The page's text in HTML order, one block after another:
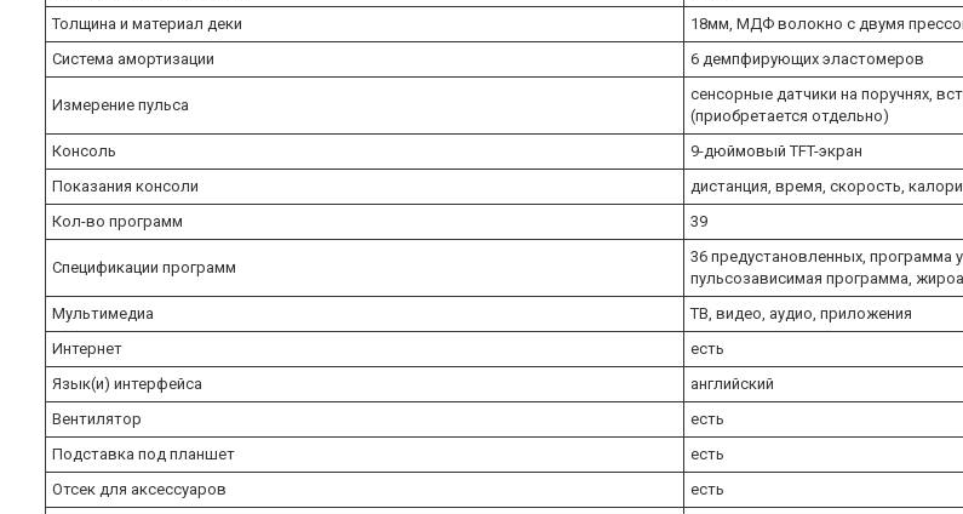
Толщина и материал деки
18мм, МДФ волокно с двумя
Система амортизации
6 демпфирующих эластомеров
Измерение пульса
сенсорные датчики на поручнях,
(приобретается отдельно)
Консоль
9-дюймовый TFT-экран
Показания консоли
дистанция, время, скорость,
Кол-во программ
39
Спецификации программ
36 предустановленных, программа
пульсозависимая программа,
Мультимедиа
ТВ, видео, аудио, приложения
Интернет
есть
Язык(и) интерфейса
английский
Вентилятор
есть
Подставка под планшет
есть
Отсек для аксессуаров
есть